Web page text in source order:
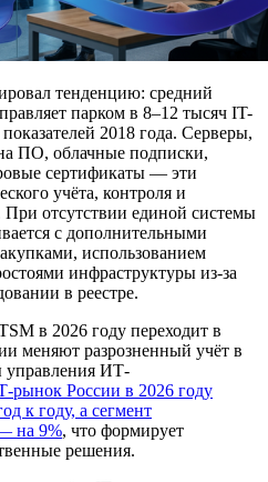
тенденцию: средний
парком в 8–12 тысяч IT-
2018 года. Серверы,
ПО, облачные подписки,
сертификаты — эти
учёта, контроля и
При отсутствии единой системы
с дополнительными
использованием
инфраструктуры из-за
в реестре.
в 2026 году переходит в
меняют разрозненный учёт в
управления ИТ-
России в 2026 году
к году, а сегмент
на 9%, что формирует
решения.